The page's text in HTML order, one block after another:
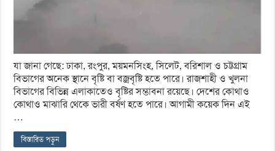
যা জানা গেছে: ঢাকা, রংপুর, ময়মনসিংহ, সিলেট, বরিশাল ও চট্টগ্রাম
বিভাগের অনেক স্থানে বৃষ্টি বা বজ্রবৃষ্টি হতে পারে। রাজশাহী ও খুলনা
বিভাগের বিভিন্ন এলাকাতেও বৃষ্টির সম্ভাবনা রয়েছে। দেশের কোথাও
কোথাও মাঝারি থেকে ভারী বর্ষণ হতে পারে। আগামী কয়েক দিন এই
…
বিস্তারিত পড়ুন